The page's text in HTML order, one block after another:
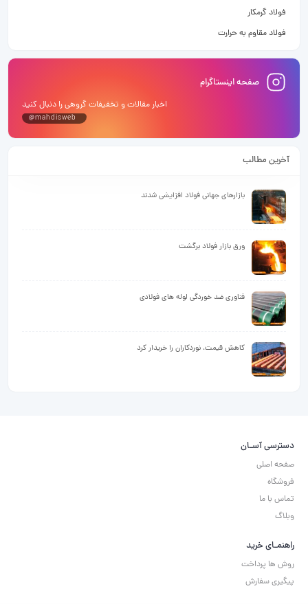
فولاد گرمکار
فولاد مقاوم به حرارت
صفحه اینستاگرام
اخبار مقالات و تخفیفات گروهی را دنبال کنید
@mahdisweb
آخرین مطالب
بازارهای جهانی فولاد افزایشی شدند
ورق بازار فولاد برگشت
فناوری ضد خوردگی لوله های فولادی
کاهش قیمت، نوردکاران را خریدار کرد
دسترسی آسـان
صفحه اصلی
فروشگاه
تماس با ما
وبلاگ
راهنمـای خرید
روش ها پرداخت
پیگیری سفارش